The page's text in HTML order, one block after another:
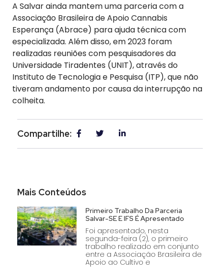
A Salvar ainda mantem uma parceria com a
Associação Brasileira de Apoio Cannabis
Esperança (Abrace) para ajuda técnica com
especializada. Além disso, em 2023 foram
realizadas reuniões com pesquisadores da
Universidade Tiradentes (UNIT), através do
Instituto de Tecnologia e Pesquisa (ITP), que não
tiveram andamento por causa da interrupção na
colheita.
Compartilhe:
Mais Conteúdos
Primeiro Trabalho Da Parceria
Salvar-SE E IFS É Apresentado
Foi apresentado, nesta
segunda-feira (2), o primeiro
trabalho realizado em conjunto
entre a Associação Brasileira de
Apoio ao Cultivo e